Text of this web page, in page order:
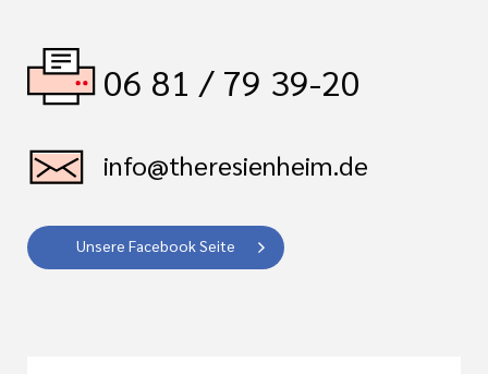
06 81 / 79 39-20
info@theresienheim.de
Unsere Facebook Seite